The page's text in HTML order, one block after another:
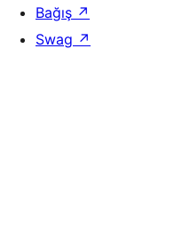
Bağış ↗
Swag ↗